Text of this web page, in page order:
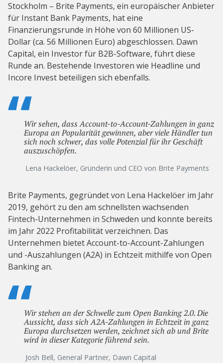
Stockholm – Brite Payments, ein europäischer Anbieter
für Instant Bank Payments, hat eine
Finanzierungsrunde in Höhe von 60 Millionen US-
Dollar (ca. 56 Millionen Euro) abgeschlossen. Dawn
Capital, ein Investor für B2B-Software, führt diese
Runde an. Bestehende Investoren wie Headline und
Incore Invest beteiligen sich ebenfalls.
Wir sehen, dass Account-to-Account-Zahlungen in ganz
Europa an Popularität gewinnen, aber viele Händler tun
sich noch schwer, das volle Potenzial für ihr Geschäft
auszuschöpfen.
Lena Hackelöer, Gründerin und CEO von Brite Payments
Brite Payments, gegründet von Lena Hackelöer im Jahr
2019, gehört zu den am schnellsten wachsenden
Fintech-Unternehmen in Schweden und konnte bereits
im Jahr 2022 Profitabilität verzeichnen. Das
Unternehmen bietet Account-to-Account-Zahlungen
und -Auszahlungen (A2A) in Echtzeit mithilfe von Open
Banking an.
Wir stehen an der Schwelle zum Open Banking 2.0. Die
Aussicht, dass sich A2A-Zahlungen in Echtzeit in ganz
Europa durchsetzen werden, zeichnet sich ab und Brite
wird in dieser Kategorie führend sein.
Josh Bell, General Partner, Dawn Capital